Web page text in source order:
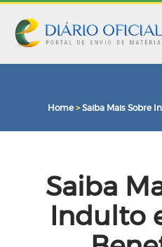
Home > Saiba Mais Sobre
Saiba
Indulto